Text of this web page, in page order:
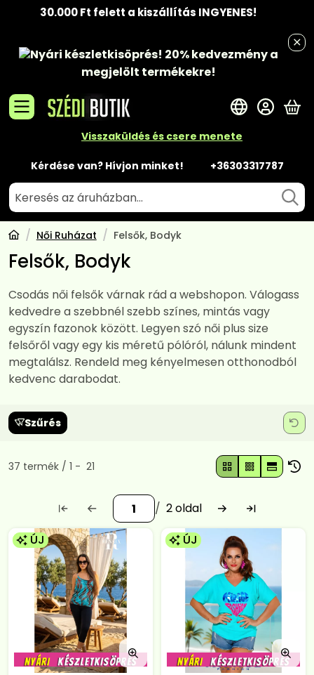
30.000 Ft felett a kiszállítás INGYENES!
Nyári készletkisöprés! 20% kedvezménya
megjelölt termékekre!
Visszaküldés és csere menete
Kérdése van? Hívjon minket! +36303317787
A
Női Ruházat Felsők, Bodyk
Felsők, Bodyk
Csodás női felsők várnak rád a webshopon. Válogass
kedvedre a szebbnél szebb színes, mintás vagy
egyszín fazonok között. Legyen szó női plus size
felsőről vagy egy kis méretű pólóról, nálunk mindent
megtalálsz. Rendeld meg kényelmesen otthonodból
kedvenc darabodat.
Szűrés
Összes termék a kategóriában
37 termék 1 21
2
ÚJ
ÚJ